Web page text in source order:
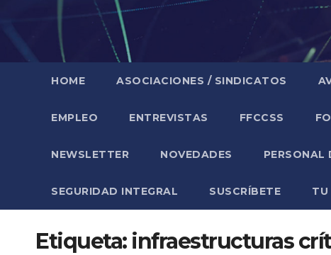
HOME ASOCIACIONES / SINDICATOS
EMPLEO ENTREVISTAS FFCCSS
NEWSLETTER NOVEDADES PERSONAL
SEGURIDAD INTEGRAL SUSCRÍBETE TU
Etiqueta: infraestructuras